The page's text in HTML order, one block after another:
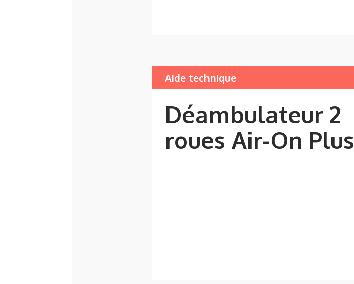
Aide technique
Déambulateur 2
roues Air-On Plus